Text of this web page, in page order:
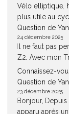
Vélo elliptique,
plus utile au
Question de
24 décembre 2025
Il ne faut pas
Z2. Avec mon
Connaissez-
Question de
23 décembre 2025
Bonjour,
apparu après